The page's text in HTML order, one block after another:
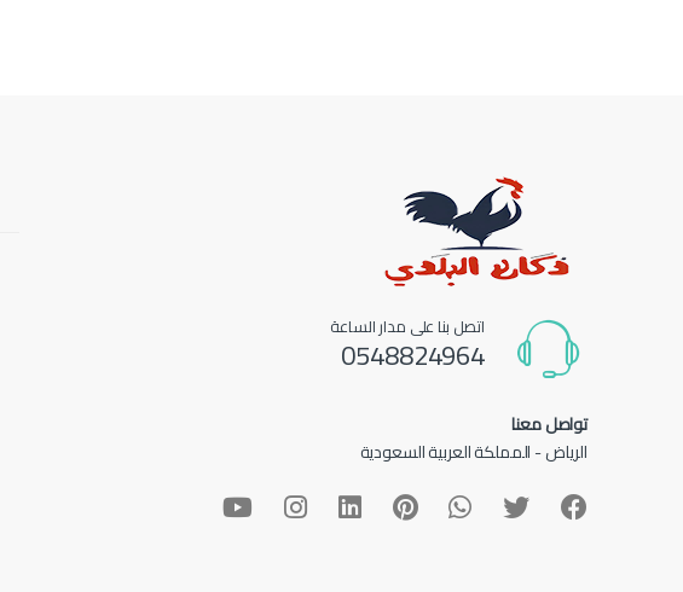
اتصل بنا على مدار الساعة
0548824964
تواصل معنا
الرياض - المملكة العربية السعودية